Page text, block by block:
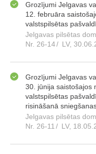
Grozījumi Jelgavas
12. februāra
valstspilsētas
Jelgavas pilsētas
Nr. 26-14/ LV,
Grozījumi Jelgavas
30. jūnija saistošajos
valstspilsētas
risināšanā
Jelgavas pilsētas
Nr. 26-11 / LV,